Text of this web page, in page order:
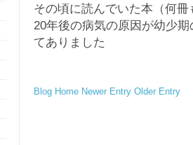
その頃に読んでいた本（何
20年後の病気の原因が幼少
てありました
Blog Home Newer Entry Older Entry